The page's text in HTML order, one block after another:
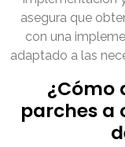
asegura que
con una
adaptado a las
¿Cómo
parches a